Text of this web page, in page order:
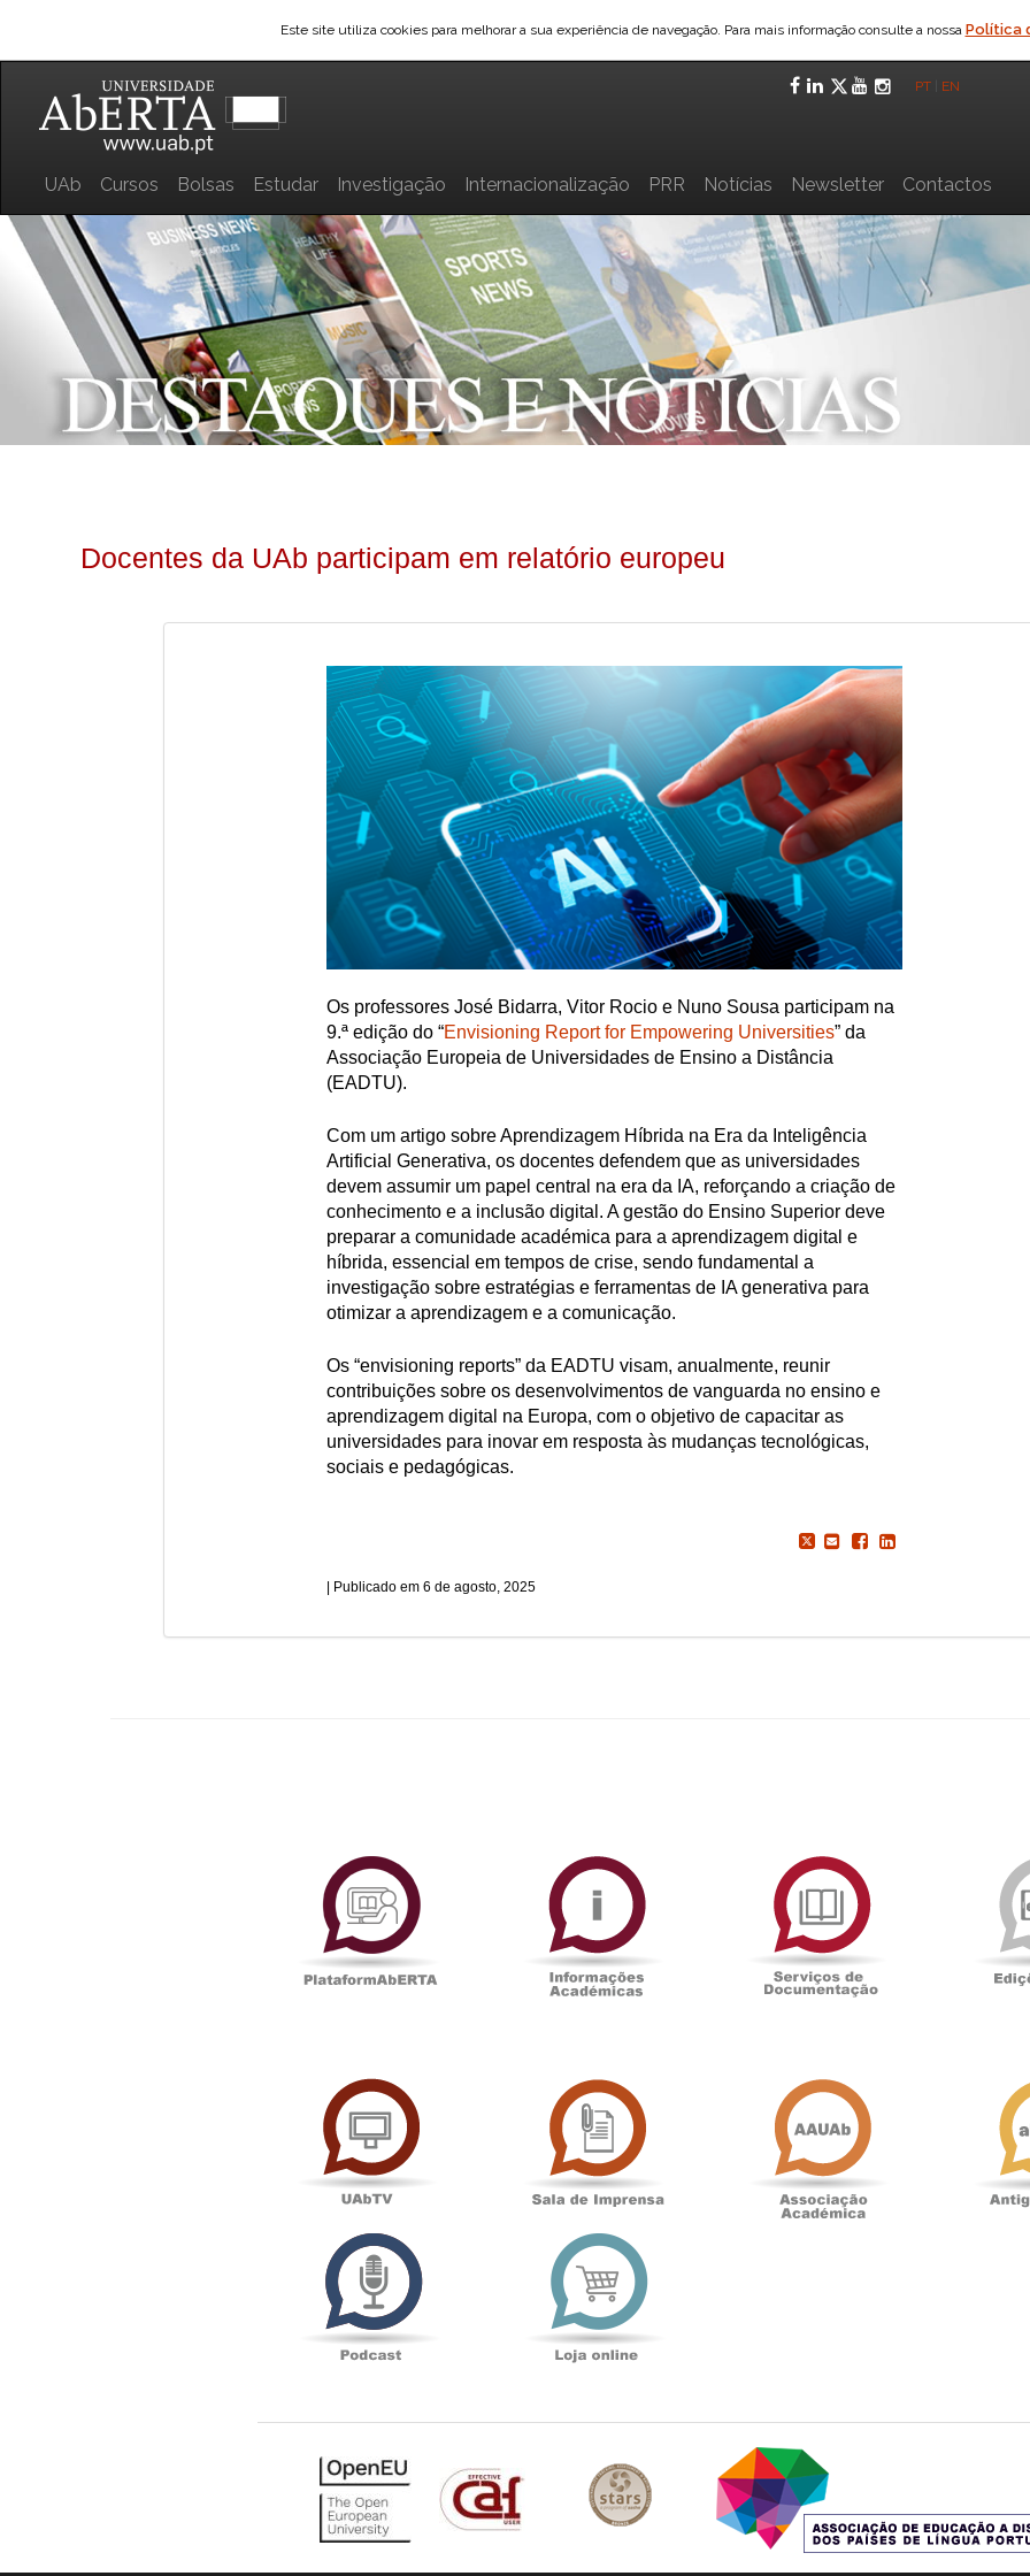
Este site utiliza cookies para melhorar a sua experiência de navegação. Para mais informação consulte a nossa Política
Facebook
LinkedIn
Twitter
YouTube
PT EN
UAb Cursos Bolsas Estudar Investigação Internacionalização PRR Notícias Newsletter Contactos
Docentes da UAb participam em relatório europeu
Os professores José Bidarra, Vitor Rocio e Nuno Sousa participam na
9.ª edição do “Envisioning Report for Empowering Universities” da
Associação Europeia de Universidades de Ensino a Distância
(EADTU).
Com um artigo sobre Aprendizagem Híbrida na Era da Inteligência
Artificial Generativa, os docentes defendem que as universidades
devem assumir um papel central na era da IA, reforçando a criação de
conhecimento e a inclusão digital. A gestão do Ensino Superior deve
preparar a comunidade académica para a aprendizagem digital e
híbrida, essencial em tempos de crise, sendo fundamental a
investigação sobre estratégias e ferramentas de IA generativa para
otimizar a aprendizagem e a comunicação.
Os “envisioning reports” da EADTU visam, anualmente, reunir
contribuições sobre os desenvolvimentos de vanguarda no ensino e
aprendizagem digital na Europa, com o objetivo de capacitar as
universidades para inovar em resposta às mudanças tecnológicas,
sociais e pedagógicas.
6 de agosto, 2025
PlataformAberta
Académicas